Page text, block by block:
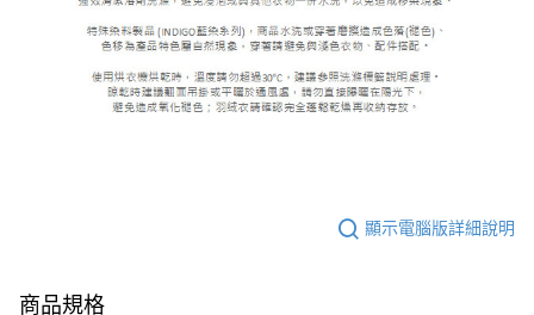
顯示電腦版詳細說明
商品規格